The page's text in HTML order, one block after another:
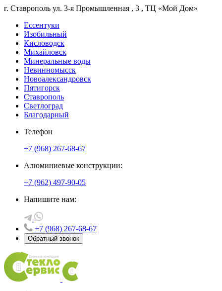
г. Ставрополь ул. 3-я Промышленная , 3 , ТЦ «Мой Дом»
Ессентуки
Изобильный
Кисловодск
Михайловск
Минеральные воды
Невинномысск
Новоалександровск
Пятигорск
Ставрополь
Светлоград
Благодарный
Телефон
+7 (968) 267-68-67
Алюминиевые конструкции:
+7 (962) 497-90-05
Напишите нам:
+7 (968) 267-68-67
Обратный звонок